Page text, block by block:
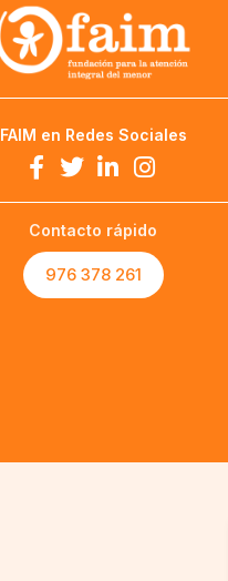
FAIM en Redes Sociales
Contacto rápido
976 378 261